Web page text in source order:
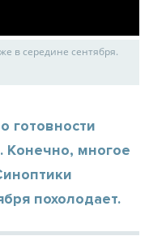
в середине сентября.
готовности
Конечно, многое
похолодает.